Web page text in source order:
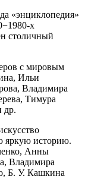
«энциклопедия»
х
столичный
с мировым
Ильи
Владимира
Тимура
др.
яркую историю.
Анны
Владимира
Б. У. Кашкина